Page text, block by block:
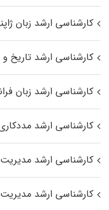
کارشناسی ارشد زبان
کارشناسی ارشد تاریخ
کارشناسی ارشد زبان
کارشناسی ارشد
کارشناسی ارشد
کارشناسی ارشد مدیریت